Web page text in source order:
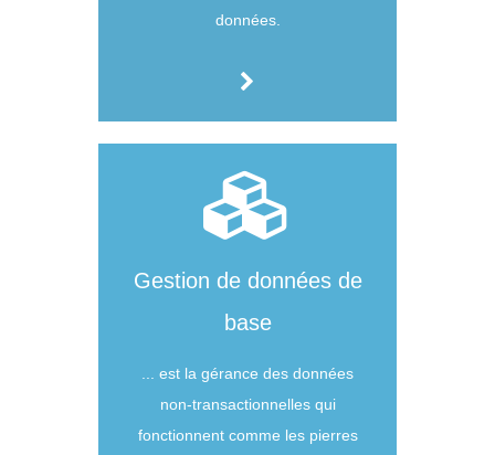
données.
Gestion de données de
base
... est la gérance des données
non-transactionnelles qui
fonctionnent comme les pierres